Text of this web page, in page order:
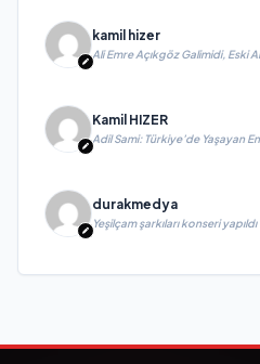
kamil hizer
Ali Emre Açıkgöz Galimidi, Eski
Kamil HIZER
Adil Sami: Türkiye’de Yaşayan
durakmedya
Yeşilçam şarkıları konseri yapıldı